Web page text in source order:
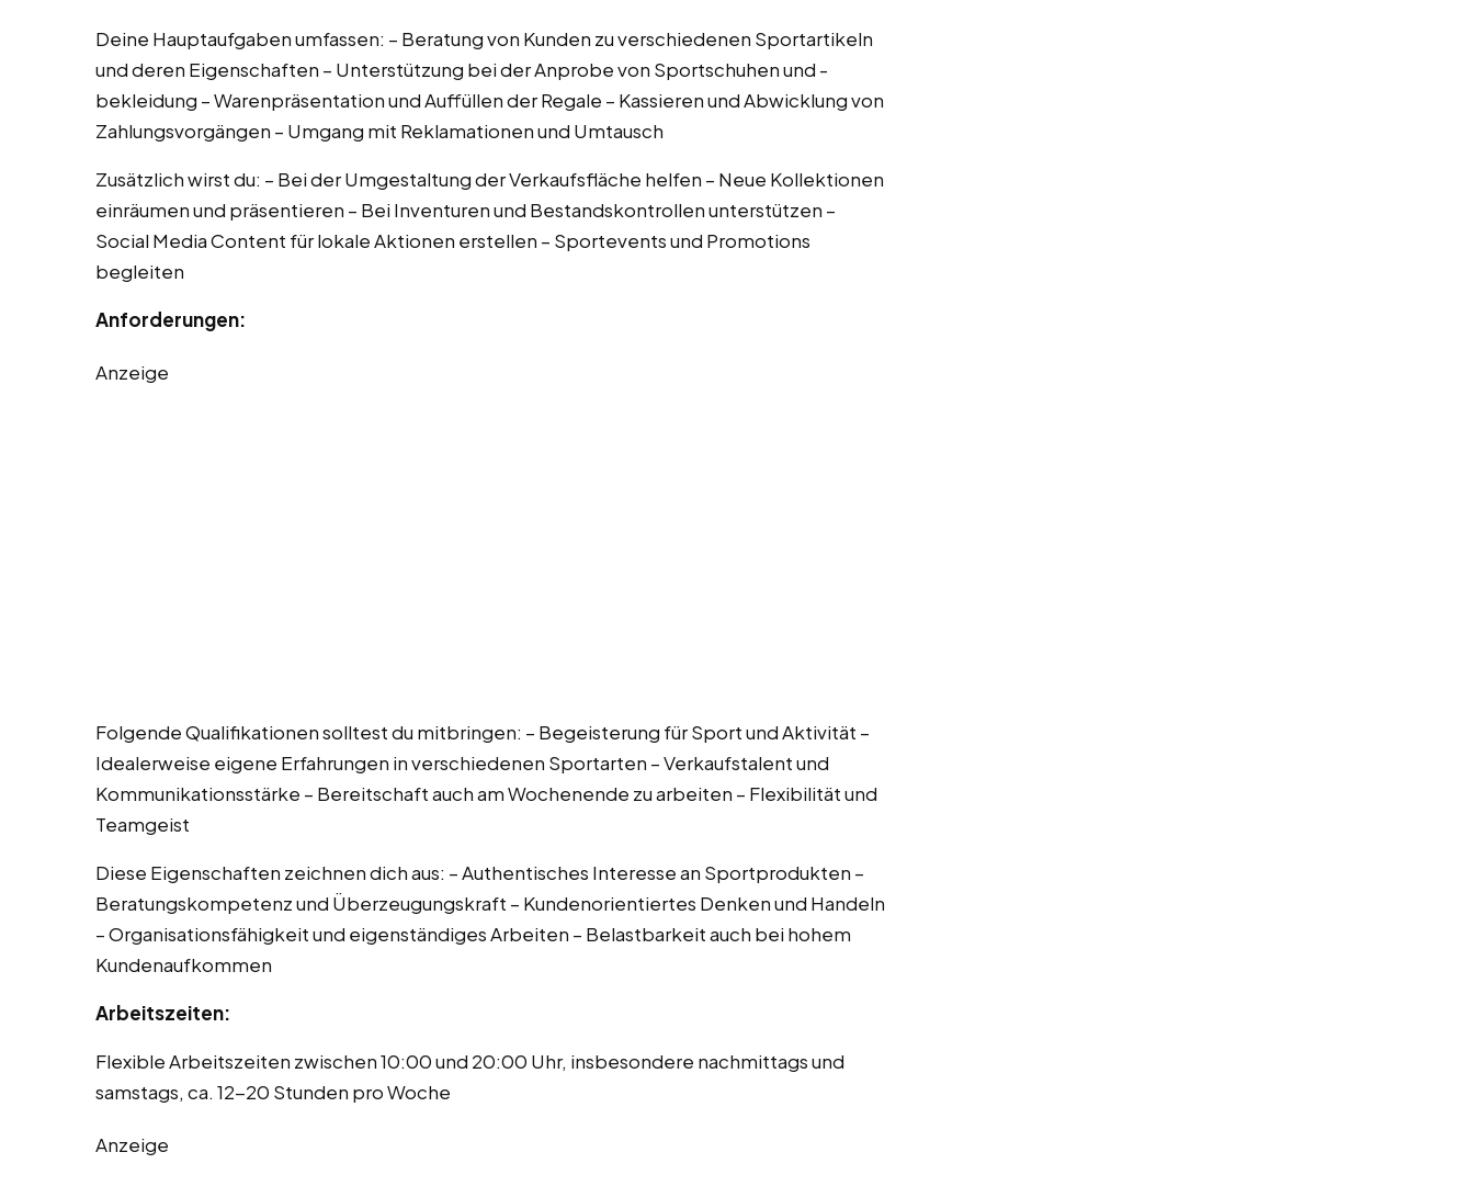
Deine Hauptaufgaben umfassen: – Beratung von Kunden zu verschiedenen Sportartikeln
und deren Eigenschaften – Unterstützung bei der Anprobe von Sportschuhen und -
bekleidung – Warenpräsentation und Auffüllen der Regale – Kassieren und Abwicklung von
Zahlungsvorgängen – Umgang mit Reklamationen und Umtausch
Zusätzlich wirst du: – Bei der Umgestaltung der Verkaufsfläche helfen – Neue Kollektionen
einräumen und präsentieren – Bei Inventuren und Bestandskontrollen unterstützen –
Social Media Content für lokale Aktionen erstellen – Sportevents und Promotions
begleiten
Anforderungen:
Anzeige
Folgende Qualifikationen solltest du mitbringen: – Begeisterung für Sport und Aktivität –
Idealerweise eigene Erfahrungen in verschiedenen Sportarten – Verkaufstalent und
Kommunikationsstärke – Bereitschaft auch am Wochenende zu arbeiten – Flexibilität und
Teamgeist
Diese Eigenschaften zeichnen dich aus: – Authentisches Interesse an Sportprodukten –
Beratungskompetenz und Überzeugungskraft – Kundenorientiertes Denken und Handeln
– Organisationsfähigkeit und eigenständiges Arbeiten – Belastbarkeit auch bei hohem
Kundenaufkommen
Arbeitszeiten:
Flexible Arbeitszeiten zwischen 10:00 und 20:00 Uhr, insbesondere nachmittags und
samstags, ca. 12-20 Stunden pro Woche
Anzeige